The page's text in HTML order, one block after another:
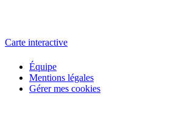
Carte interactive
Équipe
Mentions légales
Gérer mes cookies